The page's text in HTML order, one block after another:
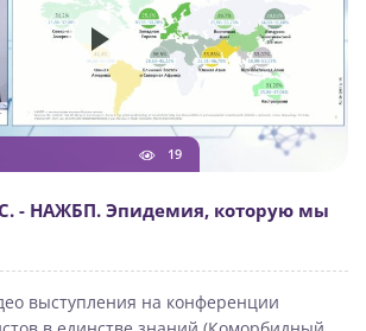
19
- НАЖБП. Эпидемия, которую мы
выступления на конференции